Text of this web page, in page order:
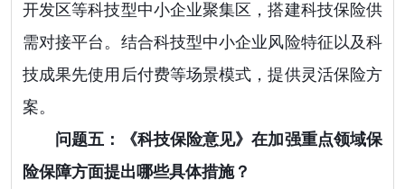
开发区等科技型中小企业聚集区，搭建科技保险供
需对接平台。结合科技型中小企业风险特征以及科
技成果先使用后付费等场景模式，提供灵活保险方
案。
问题五：《科技保险意见》在加强重点领域保
险保障方面提出哪些具体措施？